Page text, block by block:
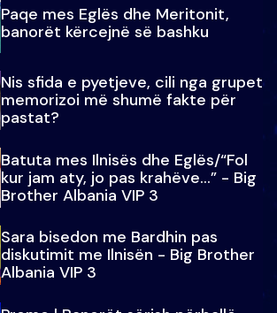
Paqe mes Eglës dhe Meritonit,
banorët kërcejnë së bashku
Nis sfida e pyetjeve, cili nga grupet
memorizoi më shumë fakte për
pastat?
Batuta mes Ilnisës dhe Eglës/“Fol
kur jam aty, jo pas krahëve…” - Big
Brother Albania VIP 3
Sara bisedon me Bardhin pas
diskutimit me Ilnisën - Big Brother
Albania VIP 3